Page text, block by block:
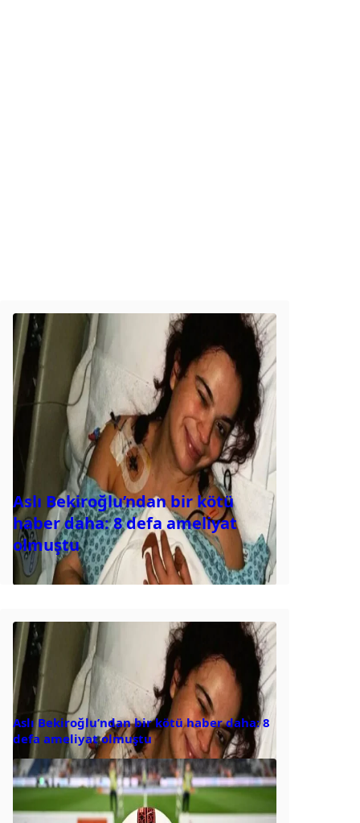
Aslı Bekiroğlu’ndan bir kötü
haber daha: 8 defa ameliyat
olmuştu
Aslı Bekiroğlu’ndan bir kötü haber daha: 8
defa ameliyat olmuştu